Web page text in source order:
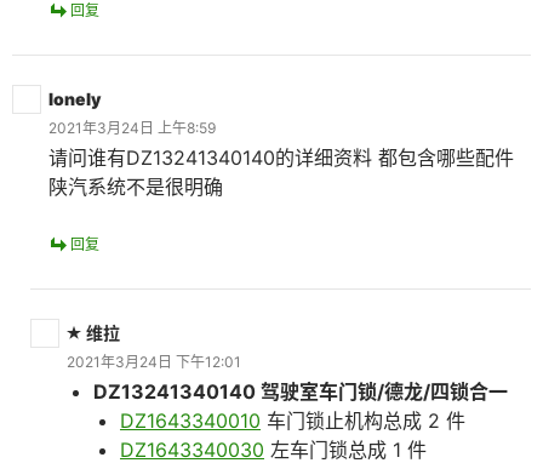
回复
lonely
2021年3月24日 上午8:59
请问谁有DZ13241340140的详细资料 都包含哪些配件
陕汽系统不是很明确
回复
维拉
2021年3月24日 下午12:01
DZ13241340140 驾驶室车门锁/德龙/四锁合一
DZ1643340010 车门锁止机构总成 2 件
DZ1643340030 左车门锁总成 1 件